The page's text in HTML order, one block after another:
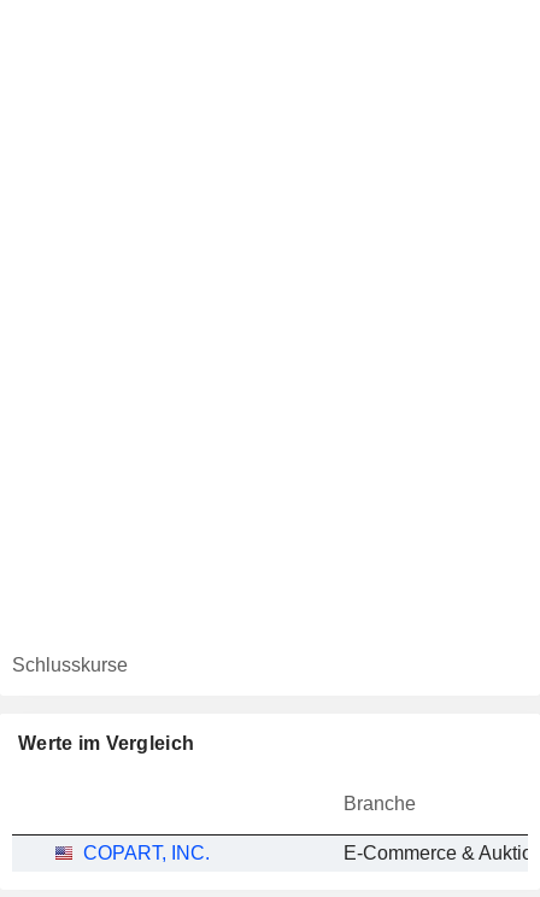
Schlusskurse
Werte im Vergleich
Branche
COPART, INC. E-Commerce &